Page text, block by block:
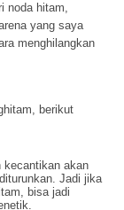
noda hitam,
yang saya
menghilangkan
berikut
kecantikan akan
Jadi jika
bisa jadi